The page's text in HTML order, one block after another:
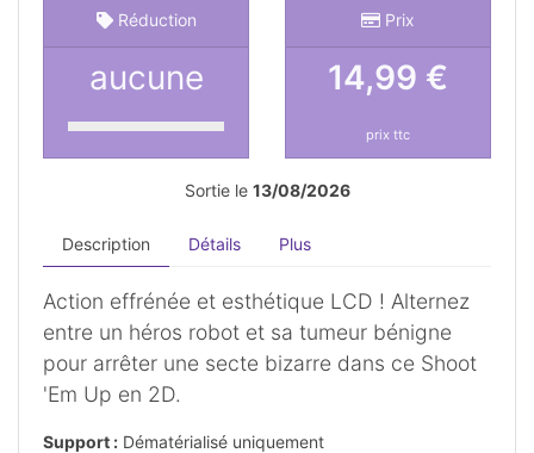
Réduction
aucune
Prix
14,99 €
prix ttc
Sortie le 13/08/2026
Description Détails Plus
Action effrénée et esthétique LCD ! Alternez
entre un héros robot et sa tumeur bénigne
pour arrêter une secte bizarre dans ce Shoot
'Em Up en 2D.
Support : Dématérialisé uniquement